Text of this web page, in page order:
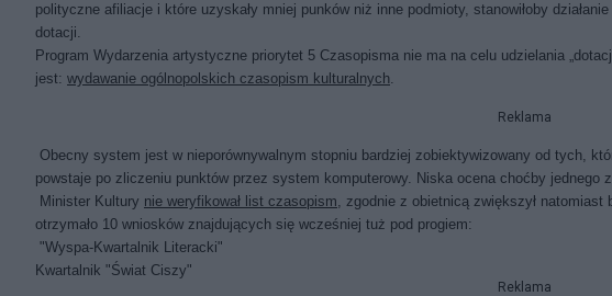
polityczne afiliacje i które uzyskały mniej punków niż inne podmioty, stanowiłoby
dotacji.
Program Wydarzenia artystyczne priorytet 5 Czasopisma nie ma na celu udzielania
jest: wydawanie ogólnopolskich czasopism kulturalnych.
Reklama
Obecny system jest w nieporównywalnym stopniu bardziej zobiektywizowany od tych,
powstaje po zliczeniu punktów przez system komputerowy. Niska ocena choćby
Minister Kultury nie weryfikował list czasopism, zgodnie z obietnicą zwiększył
otrzymało 10 wniosków znajdujących się wcześniej tuż pod progiem:
"Wyspa-Kwartalnik Literacki"
Kwartalnik "Świat Ciszy"
Reklama